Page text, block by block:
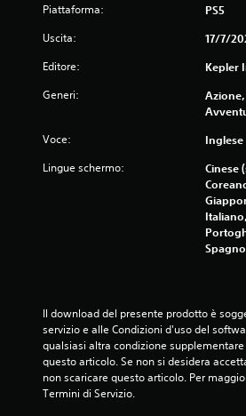
Piattaforma: PS5
Uscita: 17/7/
Editore: Kepler
Generi:
Voce: Inglese
Lingue schermo:
Cinese
Il download del presente prodotto è
servizio e alle Condizioni d'uso del
qualsiasi altra condizione
questo articolo. Se non si desidera
non scaricare questo articolo. Per
Termini di Servizio.